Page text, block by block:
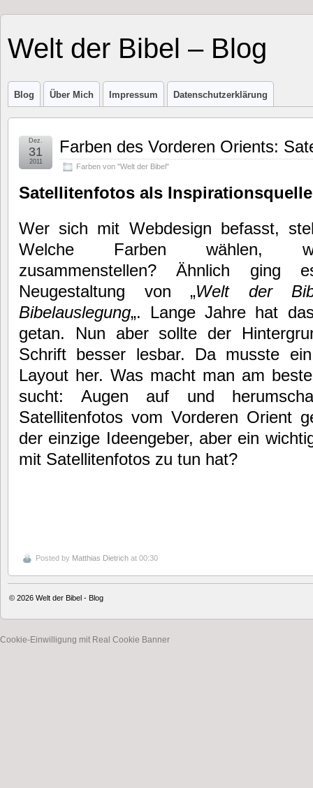
Welt der Bibel – Blog
Blog Über Mich Impressum Datenschutzerklärung
Farben des Vorderen Orients:
Farben von "Welt der Bibel"
Dez.
31
2011
Satellitenfotos als Inspirationsquelle
Wer sich mit Webdesign befasst,
Welche Farben wählen,
zusammenstellen? Ähnlich ging
Neugestaltung von „Welt der
Bibelauslegung„. Lange Jahre hat
getan. Nun aber sollte der
Schrift besser lesbar. Da musste
Layout her. Was macht man am
sucht: Augen auf und
Satellitenfotos vom Vorderen Orient
der einzige Ideengeber, aber ein
mit Satellitenfotos zu tun hat?
Posted by Matthias Dietrich at 00:30
© 2026 Welt der Bibel - Blog
Cookie-Einwilligung mit Real Cookie Banner